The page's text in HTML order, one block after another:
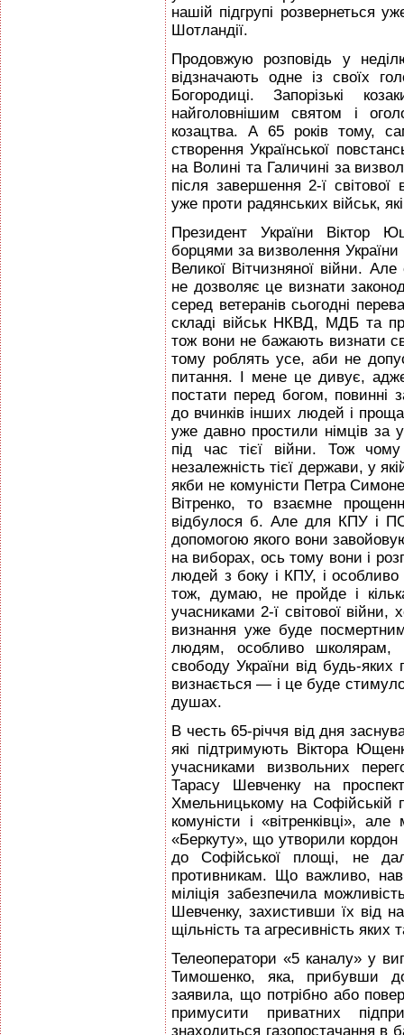
нашій підгрупі розвернеться
Шотландії.
Продовжую розповідь у
відзначають одне із своїх
Богородиці. Запорізькі
найголовнішим святом і
козацтва. А 65 років тому,
створення Української
на Волині та Галичині за
після завершення 2-ї
уже проти радянських військ,
Президент України Віктор
борцями за визволення України
Великої Вітчизняної війни.
не дозволяє це визнати
серед ветеранів сьогодні
складі військ НКВД, МДБ та
тож вони не бажають визнати
тому роблять усе, аби не
питання. І мене це дивує,
постати перед богом,
до вчинків інших людей і
уже давно простили німців за
під час тієї війни. Тож
незалежність тієї держави, у
якби не комуністи Петра
Вітренко, то взаємне
відбулося б. Але для КПУ і
допомогою якого вони
на виборах, ось тому вони і
людей з боку і КПУ, і
тож, думаю, не пройде і
учасниками 2-ї світової
визнання уже буде
людям, особливо
свободу України від будь-
визнається — і це буде
душах.
В честь 65-річчя від дня
які підтримують Віктора
учасниками визвольних
Тарасу Шевченку на
Хмельницькому на Софійській
комуністи і «вітренківці»,
«Беркуту», що утворили
до Софійської площі, не
противникам. Що важливо,
міліція забезпечила
Шевченку, захистивши їх від
щільність та агресивність
Телеоператори «5 каналу» у
Тимошенко, яка, прибувши до
заявила, що потрібно або
примусити приватних
знаходиться газопостачання в